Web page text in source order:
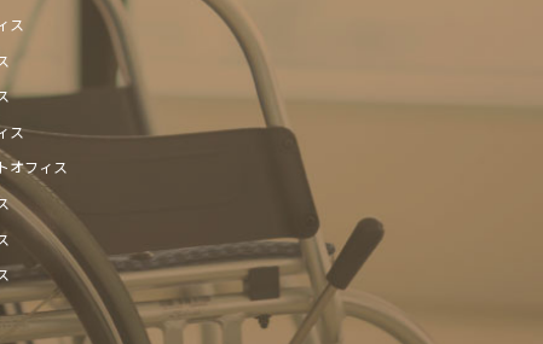
ス
ス
オフィス